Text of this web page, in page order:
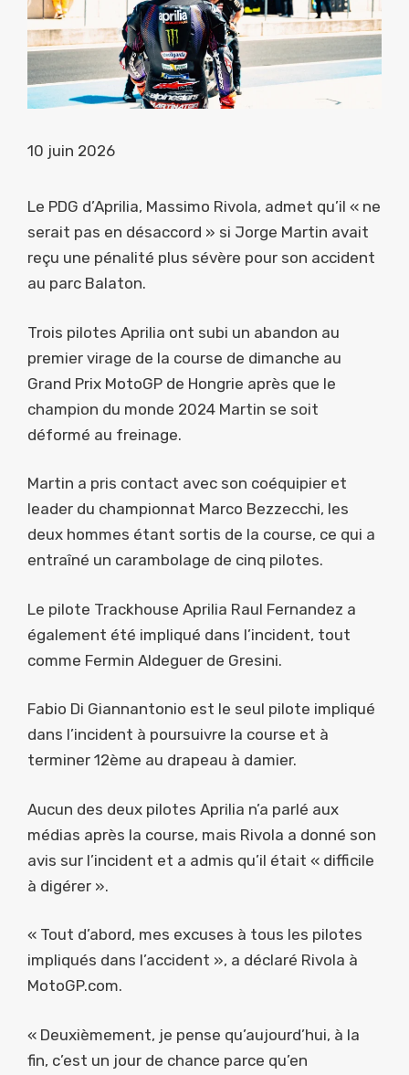
10 juin 2026
Le PDG d’Aprilia, Massimo Rivola, admet qu’il « ne
serait pas en désaccord » si Jorge Martin avait
reçu une pénalité plus sévère pour son accident
au parc Balaton.
Trois pilotes Aprilia ont subi un abandon au
premier virage de la course de dimanche au
Grand Prix MotoGP de Hongrie après que le
champion du monde 2024 Martin se soit
déformé au freinage.
Martin a pris contact avec son coéquipier et
leader du championnat Marco Bezzecchi, les
deux hommes étant sortis de la course, ce qui a
entraîné un carambolage de cinq pilotes.
Le pilote Trackhouse Aprilia Raul Fernandez a
également été impliqué dans l’incident, tout
comme Fermin Aldeguer de Gresini.
Fabio Di Giannantonio est le seul pilote impliqué
dans l’incident à poursuivre la course et à
terminer 12ème au drapeau à damier.
Aucun des deux pilotes Aprilia n’a parlé aux
médias après la course, mais Rivola a donné son
avis sur l’incident et a admis qu’il était « difficile
à digérer ».
« Tout d’abord, mes excuses à tous les pilotes
impliqués dans l’accident », a déclaré Rivola à
MotoGP.com.
« Deuxièmement, je pense qu’aujourd’hui, à la
fin, c’est un jour de chance parce qu’en